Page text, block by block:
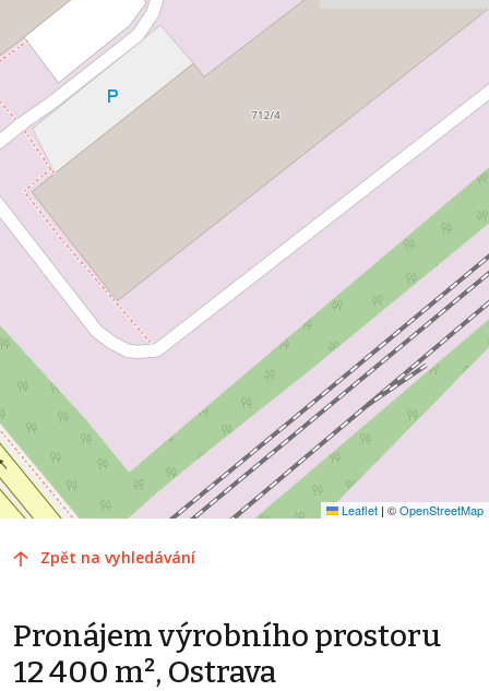
Leaflet | ©OpenStreetMap
Zpět na vyhledávání
Pronájem výrobního prostoru
12 400 m², Ostrava